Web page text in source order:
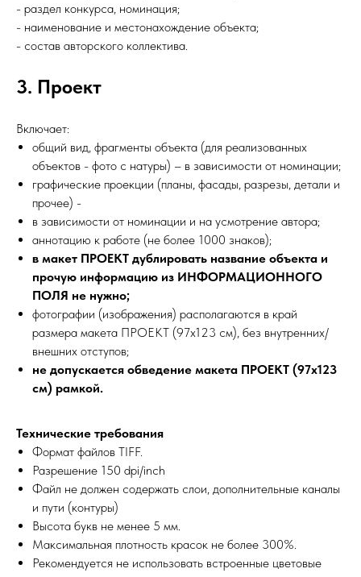
- раздел конкурса, номинация;
- наименование и местонахождение объекта;
- состав авторского коллектива.
3. Проект
Включает:
общий вид, фрагменты объекта (для реализованных
объектов - фото с натуры) – в зависимости от номинации;
графические проекции (планы, фасады, разрезы, детали и
прочее) -
в зависимости от номинации и на усмотрение автора;
аннотацию к работе (не более 1000 знаков);
в макет ПРОЕКТ дублировать название объекта и
прочую информацию из ИНФОРМАЦИОННОГО
ПОЛЯ не нужно;
фотографии (изображения) располагаются в край
размера макета ПРОЕКТ (97х123 см), без внутренних/
внешних отступов;
не допускается обведение макета ПРОЕКТ (97х123
см) рамкой.
Технические требования
Формат файлов TIFF.
Разрешение 150 dpi/inch
Файл не должен содержать слои, дополнительные каналы
и пути (контуры)
Высота букв не менее 5 мм.
Максимальная плотность красок не более 300%.
Рекомендуется не использовать встроенные цветовые